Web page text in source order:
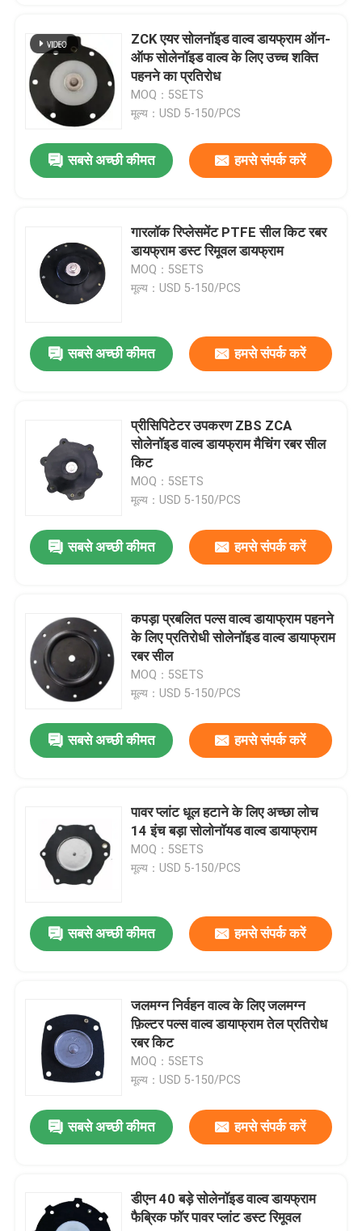
उत्पाद
हमारे बारे में
कारखाने का दौरा
समाचार
उद्धरण मांगें
वाल्व रबर डायाफ्राम
पल्स वाल्व डायाफ्राम
वायवीय वाल्व डायाफ्राम
समग्र डायाफ्राम
रबर निकला हुआ किनारा गैसकेट
ZCK एयर सोलनॉइड वाल्व डायफ्राम ऑन-
ऑफ सोलेनॉइड वाल्व के लिए उच्च शक्ति
पहनने का प्रतिरोध
MOQ：5SETS
मूल्य：USD 5-150/PCS
सबसे अच्छी कीमत हमसे संपर्क करें
गारलॉक रिप्लेसमेंट PTFE सील किट रबर
डायफ्राम डस्ट रिमूवल डायफ्राम
MOQ：5SETS
मूल्य：USD 5-150/PCS
सबसे अच्छी कीमत हमसे संपर्क करें
प्रीसिपिटेटर उपकरण ZBS ZCA
सोलेनॉइड वाल्व डायफ्राम मैचिंग रबर सील
किट
MOQ：5SETS
मूल्य：USD 5-150/PCS
सबसे अच्छी कीमत हमसे संपर्क करें
कपड़ा प्रबलित पल्स वाल्व डायाफ्राम पहनने
के लिए प्रतिरोधी सोलेनॉइड वाल्व डायाफ्राम
रबर सील
MOQ：5SETS
मूल्य：USD 5-150/PCS
सबसे अच्छी कीमत हमसे संपर्क करें
पावर प्लांट धूल हटाने के लिए अच्छा लोच
14 इंच बड़ा सोलोनॉयड वाल्व डायाफ्राम
MOQ：5SETS
मूल्य：USD 5-150/PCS
सबसे अच्छी कीमत हमसे संपर्क करें
जलमग्न निर्वहन वाल्व के लिए जलमग्न
फ़िल्टर पल्स वाल्व डायाफ्राम तेल प्रतिरोध
रबर किट
MOQ：5SETS
मूल्य：USD 5-150/PCS
सबसे अच्छी कीमत हमसे संपर्क करें
डीएन 40 बड़े सोलेनॉइड वाल्व डायफ्राम
फैब्रिक फॉर पावर प्लांट डस्ट रिमूवल